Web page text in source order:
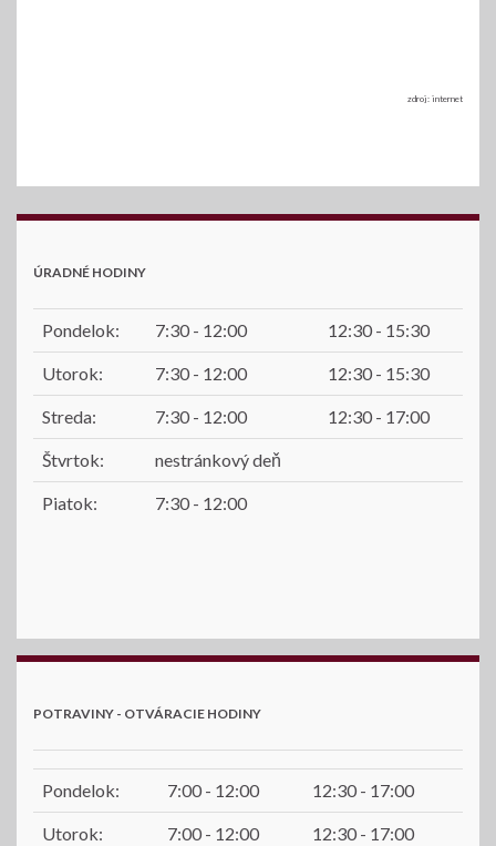
zdroj: internet
ÚRADNÉ HODINY
Pondelok: 7:30 - 12:00 12:30 - 15:30
Utorok: 7:30 - 12:00 12:30 - 15:30
Streda: 7:30 - 12:00 12:30 - 17:00
Štvrtok: nestránkový deň
Piatok: 7:30 - 12:00
POTRAVINY - OTVÁRACIE HODINY
Pondelok: 7:00 - 12:00 12:30 - 17:00
Utorok: 7:00 - 12:00 12:30 - 17:00